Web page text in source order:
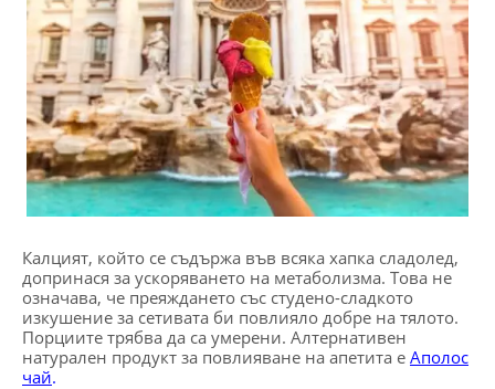
Калцият, който се съдържа във всяка хапка сладолед,
допринася за ускоряването на метаболизма. Това не
означава, че преяждането със студено-сладкото
изкушение за сетивата би повлияло добре на тялото.
Порциите трябва да са умерени. Алтернативен
натурален продукт за повлияване на апетита е Аполос
чай.